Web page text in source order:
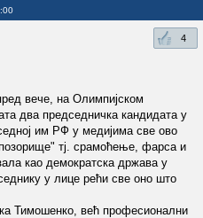
4
вече, на Олимпијском
два председничка кандидата у
им РФ у медијима све ово
тј. срамоћење, фарса и
као демократска држава у
у лице рећи све оно што
Тимошенко, већ професионални